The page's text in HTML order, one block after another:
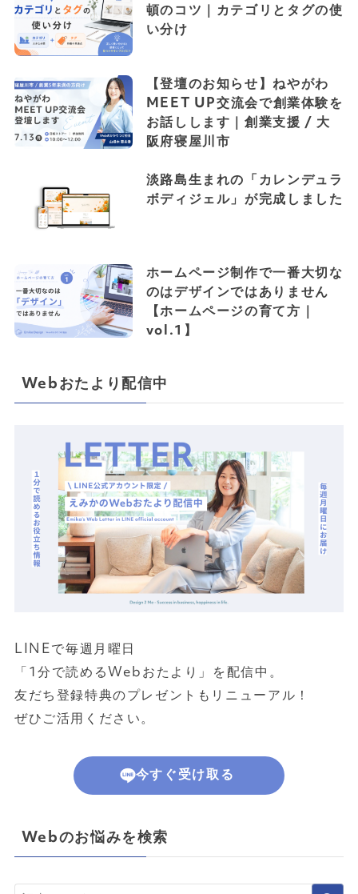
頓のコツ｜カテゴリとタグの使
い分け
【登壇のお知らせ】ねやがわ
MEET UP交流会で創業体験を
お話しします｜創業支援 / 大
阪府寝屋川市
淡路島生まれの「カレンデュラ
ボディジェル」が完成しました
ホームページ制作で一番大切な
のはデザインではありません
【ホームページの育て方｜
vol.1】
Webおたより配信中
LINEで毎週月曜日
「1分で読めるWebおたより」を配信中。
友だち登録特典のプレゼントもリニューアル！
ぜひご活用ください。
今すぐ受け取る
Webのお悩みを検索